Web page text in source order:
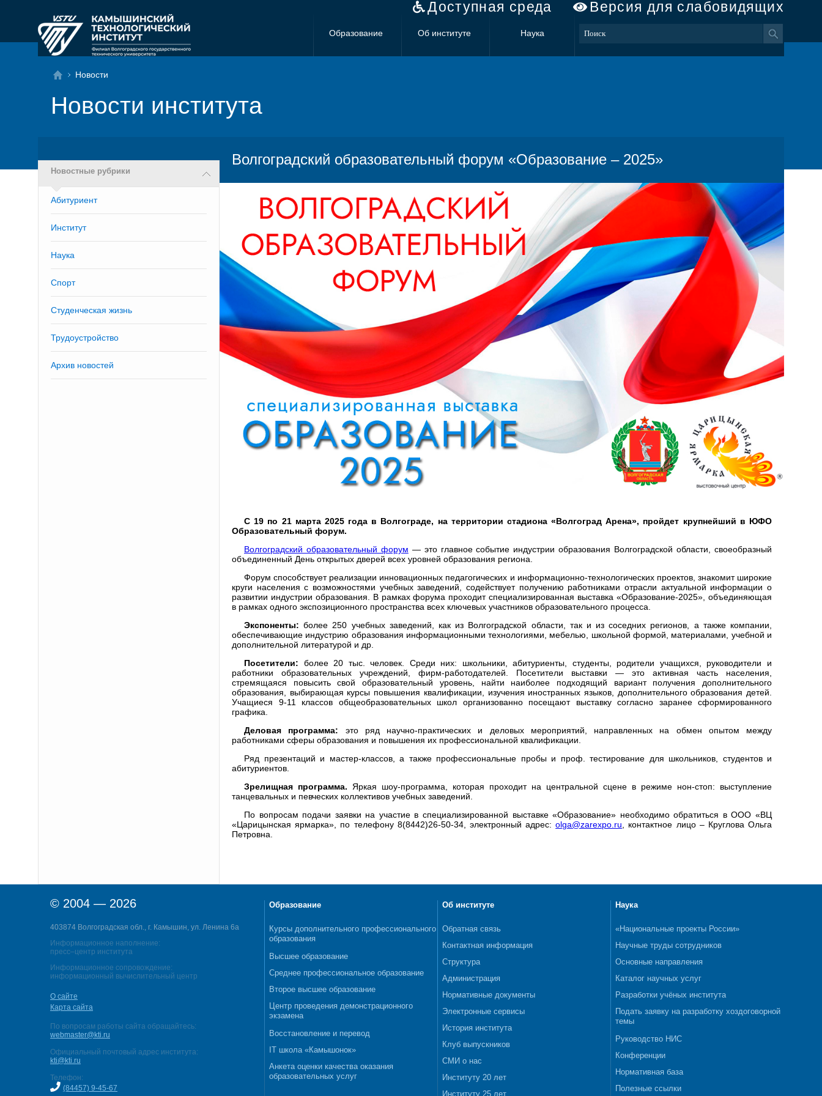
Доступная среда Версия для слабовидящих
Образование Об институте Наука
Новости
Новости института
Новостные рубрики
Абитуриент
Институт
Наука
Спорт
Студенческая жизнь
Трудоустройство
Архив новостей
Волгоградский образовательный форум «Образование – 2025»
С 19 по 21 марта 2025 года в Волгограде, на территории стадиона «Волгоград Арена», пройдет крупнейший в ЮФО
Образовательный форум.
Волгоградский образовательный форум — это главное событие индустрии образования Волгоградской области, своеобразный
объединенный День открытых дверей всех уровней образования региона.
Форум способствует реализации инновационных педагогических и информационно-технологических проектов, знакомит широкие
круги населения с возможностями учебных заведений, содействует получению работниками отрасли актуальной информации о
развитии индустрии образования. В рамках форума проходит специализированная выставка «Образование-2025», объединяющая
в рамках одного экспозиционного пространства всех ключевых участников образовательного процесса.
Экспоненты: более 250 учебных заведений, как из Волгоградской области, так и из соседних регионов, а также компании,
обеспечивающие индустрию образования информационными технологиями, мебелью, школьной формой, материалами, учебной и
дополнительной литературой и др.
Посетители: более 20 тыс. человек. Среди них: школьники, абитуриенты, студенты, родители учащихся, руководители и
работники образовательных учреждений, фирм-работодателей. Посетители выставки — это активная часть населения,
стремящаяся повысить свой образовательный уровень, найти наиболее подходящий вариант получения дополнительного
образования, выбирающая курсы повышения квалификации, изучения иностранных языков, дополнительного образования детей.
Учащиеся 9-11 классов общеобразовательных школ организованно посещают выставку согласно заранее сформированного
графика.
Деловая программа: это ряд научно-практических и деловых мероприятий, направленных на обмен опытом между
работниками сферы образования и повышения их профессиональной квалификации.
Ряд презентаций и мастер-классов, а также профессиональные пробы и проф. тестирование для школьников, студентов и
абитуриентов.
Зрелищная программа. Яркая шоу-программа, которая проходит на центральной сцене в режиме нон-стоп: выступление
танцевальных и певческих коллективов учебных заведений.
По вопросам подачи заявки на участие в специализированной выставке «Образование» необходимо обратиться в ООО «ВЦ
«Царицынская ярмарка», по телефону 8(8442)26-50-34, электронный адрес:olga@zarexpo.ru , контактное лицо – Круглова Ольга
Петровна.
© 2004 — 2026
403874 Волгоградская обл., г. Камышин, ул. Ленина 6а
Информационное наполнение:
пресс–центр института
Информационное сопровождение:
информационный вычислительный центр
О сайте
Карта сайта
По вопросам работы сайта обращайтесь:
webmaster@kti.ru
Официальный почтовый адрес института:
kti@kti.ru
Телефон:
(84457) 9-45-67
Образование
Курсы дополнительного профессионального
образования
Высшее образование
Среднее профессиональное образование
Второе высшее образование
Центр проведения демонстрационного
экзамена
Восстановление и перевод
IT школа «Камышонок»
Анкета оценки качества оказания
образовательных услуг
Об институте
Обратная связь
Контактная информация
Структура
Администрация
Нормативные документы
Электронные сервисы
История института
Клуб выпускников
СМИ о нас
Институту 20 лет
Институту 25 лет
Наука
«Национальные проекты России»
Научные труды сотрудников
Основные направления
Каталог научных услуг
Разработки учёных института
Подать заявку на разработку хоздоговорной
темы
Руководство НИС
Конференции
Нормативная база
Полезные ссылки